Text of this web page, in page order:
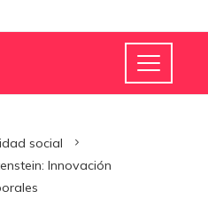
social
Innovación